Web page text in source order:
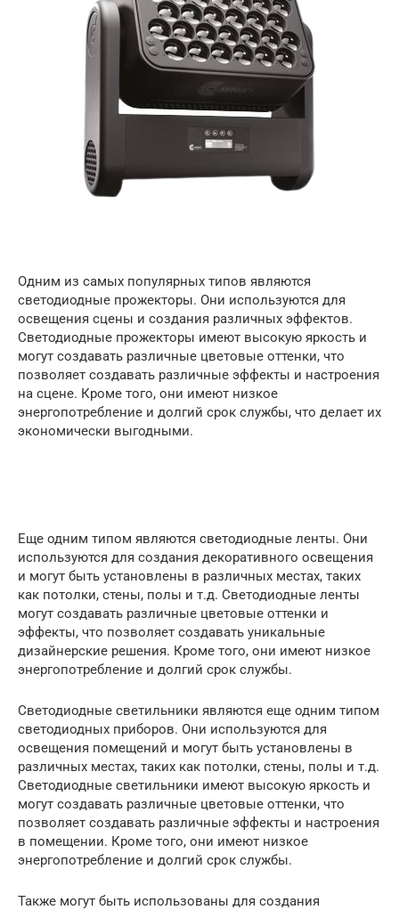
Одним из самых популярных типов являются
светодиодные прожекторы. Они используются для
освещения сцены и создания различных эффектов.
Светодиодные прожекторы имеют высокую яркость и
могут создавать различные цветовые оттенки, что
позволяет создавать различные эффекты и настроения
на сцене. Кроме того, они имеют низкое
энергопотребление и долгий срок службы, что делает их
экономически выгодными.
Еще одним типом являются светодиодные ленты. Они
используются для создания декоративного освещения
и могут быть установлены в различных местах, таких
как потолки, стены, полы и т.д. Светодиодные ленты
могут создавать различные цветовые оттенки и
эффекты, что позволяет создавать уникальные
дизайнерские решения. Кроме того, они имеют низкое
энергопотребление и долгий срок службы.
Светодиодные светильники являются еще одним типом
светодиодных приборов. Они используются для
освещения помещений и могут быть установлены в
различных местах, таких как потолки, стены, полы и т.д.
Светодиодные светильники имеют высокую яркость и
могут создавать различные цветовые оттенки, что
позволяет создавать различные эффекты и настроения
в помещении. Кроме того, они имеют низкое
энергопотребление и долгий срок службы.
Также могут быть использованы для создания